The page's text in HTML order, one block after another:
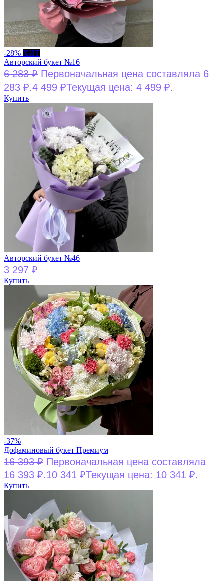
-28% ХИТ
Авторский букет №16
6 283₽ Первоначальная цена составляла 6
283 ₽.4 499 ₽Текущая цена: 4 499 ₽.
Купить
Авторский букет №46
3 297 ₽
Купить
-37%
Дофаминовый букет Премиум
16 393₽ Первоначальная цена составляла
16 393 ₽.10 341 ₽Текущая цена: 10 341 ₽.
Купить